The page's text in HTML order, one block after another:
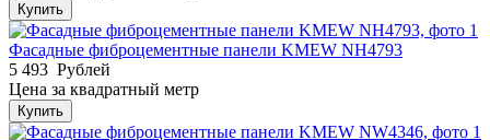
Купить
Фасадные фиброцементные панели KMEW NH4793
5 493 Рублей
Цена за квадратный метр
Купить